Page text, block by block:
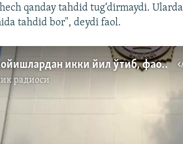
qanday tahdid tug‘dirmaydi.
tahdid bor", deydi faol.
Қонли намойишлардан икки йил ўтиб, фаолларга тақиблар кучаймоқда
радиоси